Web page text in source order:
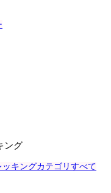
ング
キングカテゴリすべて